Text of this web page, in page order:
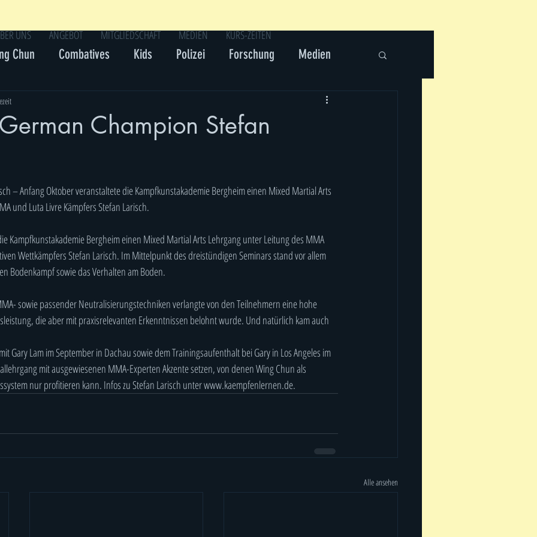
UNS ANGEBOT MITGLIEDSCHAFT MEDIEN KURS-ZEITEN
Chun Combatives Kids Polizei Forschung Medien
Champion Stefan
– Anfang Oktober veranstaltete die Kampfkunstakademie Bergheim einen Mixed Martial Arts
und Luta Livre Kämpfers Stefan Larisch.
Kampfkunstakademie Bergheim einen Mixed Martial Arts Lehrgang unter Leitung des MMA
Wettkämpfers Stefan Larisch. Im Mittelpunkt des dreistündigen Seminars stand vor allem
Bodenkampf sowie das Verhalten am Boden.
sowie passender Neutralisierungstechniken verlangte von den Teilnehmern eine hohe
die aber mit praxisrelevanten Erkenntnissen belohnt wurde. Und natürlich kam auch
Gary Lam im September in Dachau sowie dem Trainingsaufenthalt bei Gary in Los Angeles im
mit ausgewiesenen MMA-Experten Akzente setzen, von denen Wing Chun als
nur profitieren kann. Infos zu Stefan Larisch unter www.kaempfenlernen.de.
Alle ansehen